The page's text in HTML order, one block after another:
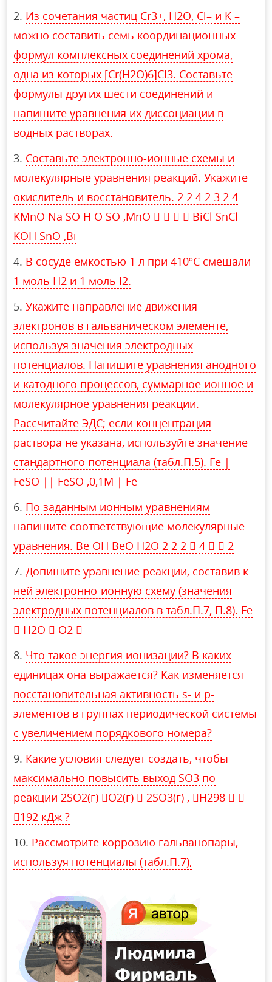
Из сочетания частиц Cr3+, H2O, Cl– и K –
можно составить семь координационных
формул комплексных соединений хрома,
одна из которых [Cr(H2O)6]Cl3. Составьте
формулы других шести соединений и
напишите уравнения их диссоциации в
водных растворах.
Составьте электронно-ионные схемы и
молекулярные уравнения реакций. Укажите
окислитель и восстановитель. 2 2 4 2 3 2 4
KMnO Na SO H O SO ,MnO     BiCl SnCl
KOH SnO ,Bi
В сосуде емкостью 1 л при 410ºС смешали
1 моль H2 и 1 моль I2.
Укажите направление движения
электронов в гальваническом элементе,
используя значения электродных
потенциалов. Напишите уравнения анодного
и катодного процессов, суммарное ионное и
молекулярное уравнения реакции.
Рассчитайте ЭДС; если концентрация
раствора не указана, используйте значение
стандартного потенциала (табл.П.5). Fe |
FeSO || FeSO ,0,1М | Fe
По заданным ионным уравнениям
напишите соответствующие молекулярные
уравнения. Be OH BeO H2O 2 2 2  4   2
Допишите уравнение реакции, составив к
ней электронно-ионную схему (значения
электродных потенциалов в табл.П.7, П.8). Fe
 H2O  O2 
Что такое энергия ионизации? В каких
единицах она выражается? Как изменяется
восстановительная активность s- и p-
элементов в группах периодической системы
с увеличением порядкового номера?
Какие условия следует создать, чтобы
максимально повысить выход SO3 по
реакции 2SO2(г) O2(г)  2SO3(г) , H298  
192 кДж ?
Рассмотрите коррозию гальванопары,
используя потенциалы (табл.П.7),